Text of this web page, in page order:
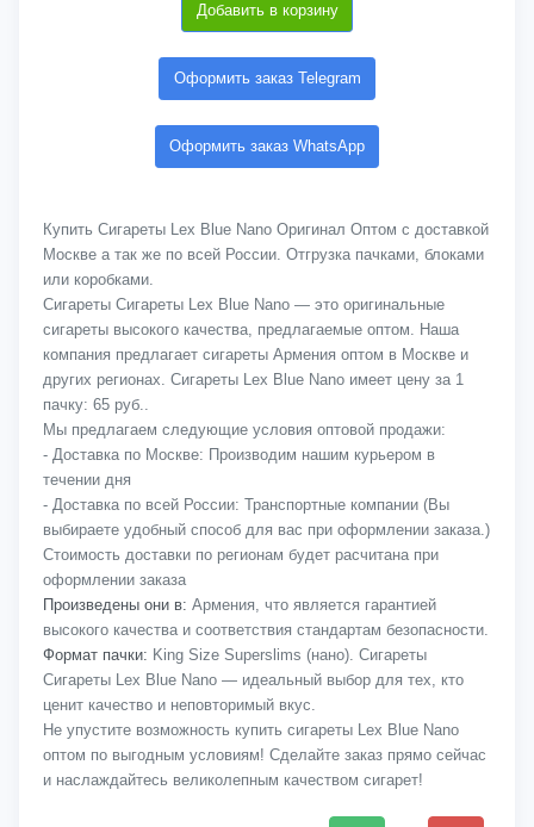
Добавить в корзину
Оформить заказ Telegram
Оформить заказ WhatsApp
Купить Сигареты Lex Blue Nano Оригинал Оптом с доставкой
Москве а так же по всей России. Отгрузка пачками, блоками
или коробками.
Сигареты Сигареты Lex Blue Nano — это оригинальные
сигареты высокого качества, предлагаемые оптом. Наша
компания предлагает сигареты Армения оптом в Москве и
других регионах. Сигареты Lex Blue Nano имеет цену за 1
пачку: 65 руб..
Мы предлагаем следующие условия оптовой продажи:
- Доставка по Москве: Производим нашим курьером в
течении дня
- Доставка по всей России: Транспортные компании (Вы
выбираете удобный способ для вас при оформлении заказа.)
Стоимость доставки по регионам будет расчитана при
оформлении заказа
Произведены они в: Армения, что является гарантией
высокого качества и соответствия стандартам безопасности.
Формат пачки: King Size Superslims (нано). Сигареты
Сигареты Lex Blue Nano — идеальный выбор для тех, кто
ценит качество и неповторимый вкус.
Не упустите возможность купить сигареты Lex Blue Nano
оптом по выгодным условиям! Сделайте заказ прямо сейчас
и наслаждайтесь великолепным качеством сигарет!